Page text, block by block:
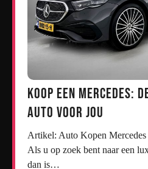
Koop een Mercedes:
Auto voor Jou
Artikel: Auto Kopen Mercedes Auto Kopen: Mercedes
Als u op zoek bent naar een
dan is…